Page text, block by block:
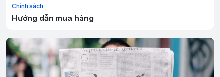
Chính sách
Hướng dẫn mua hàng